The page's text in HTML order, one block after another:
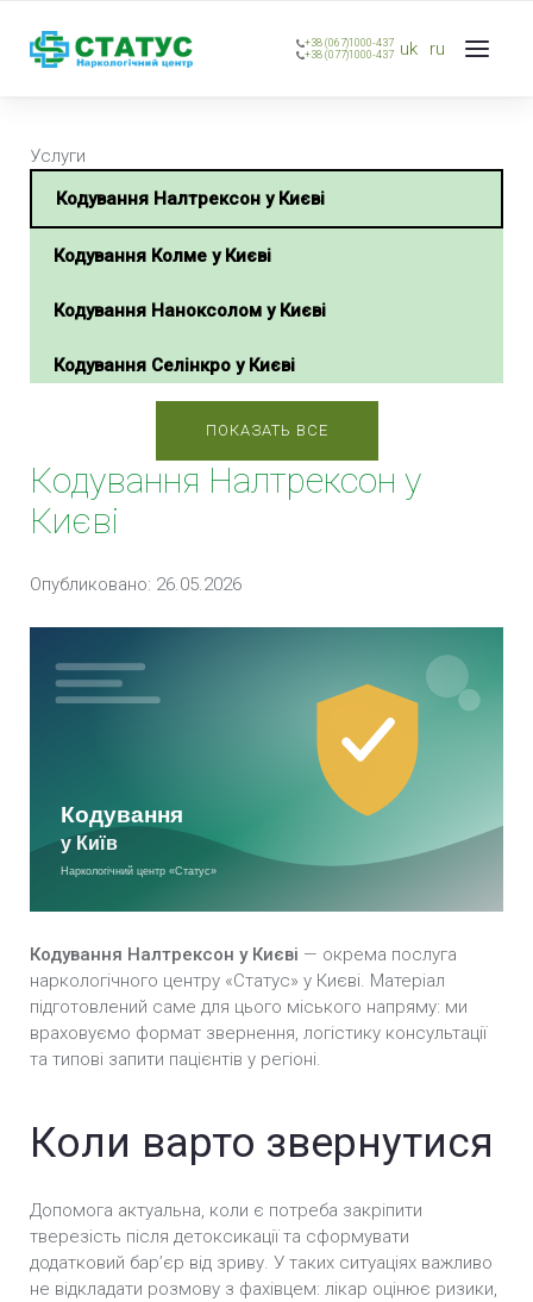
+38 (067)1000-437
+38 (077)1000-437 uk ru
Услуги
Кодування Налтрексон у Києві
Кодування Колме у Києві
Кодування Наноксолом у Києві
Кодування Селінкро у Києві
Кодування Тетлонгом у Києві
Кодування Тетурамом у Києві
Кодування Потрійний блок у Києві
Підшивка від алкоголізму у Києві
Києві
Кодування залежності по методиці Довженко у
Внутрішньом’язова ін’єкція блокатора
алкоголю «Дісульфірам» у Києві
Кодування методом гiпноза у Києві
Кодування алкоголізму вдома у Києві
Кодування від алкоголю в стаціонарі у Києві
Кодування від алкоголізму уколом у Києві
Безпечне кодування від алкоголізму у Києві
Анонімне кодування від алкоголізму у Києві
ПОКАЗАТЬ ВСЕ
Кодування Налтрексон у
Києві
Опубликовано: 26.05.2026
Кодування Налтрексон у Києві — окрема послуга
наркологічного центру «Статус» у Києві. Матеріал
підготовлений саме для цього міського напряму: ми
враховуємо формат звернення, логістику консультації
та типові запити пацієнтів у регіоні.
Коли варто звернутися
Допомога актуальна, коли є потреба закріпити
тверезість після детоксикації та сформувати
додатковий барʼєр від зриву. У таких ситуаціях важливо
не відкладати розмову з фахівцем: лікар оцінює ризики,